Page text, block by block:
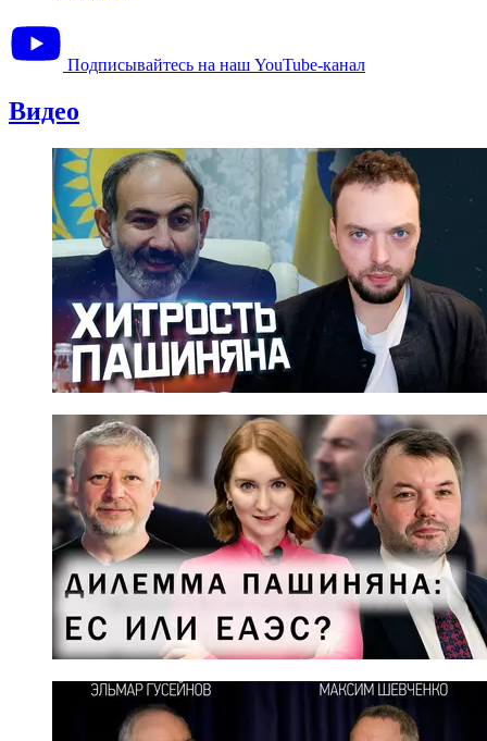
Подписывайтесь на наш YouTube-канал
Видео